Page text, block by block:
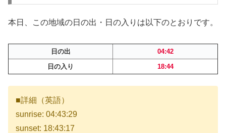
本日、この地域の日の出・日の入りは以下のとおりです。
日の出
04:42
日の入り
18:44
■詳細（英語）
sunrise: 04:43:29
sunset: 18:43:17